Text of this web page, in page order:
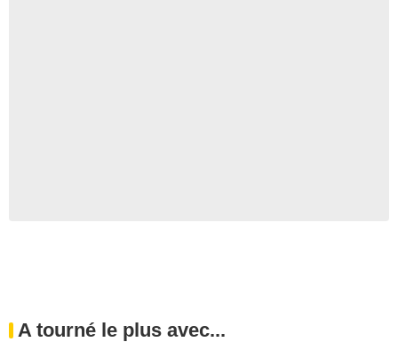
A tourné le plus avec...